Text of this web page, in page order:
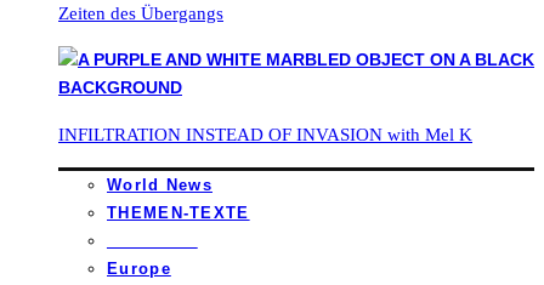
Zeiten des Übergangs
INFILTRATION INSTEAD OF INVASION with Mel K
World News
THEMEN-TEXTE
Europe